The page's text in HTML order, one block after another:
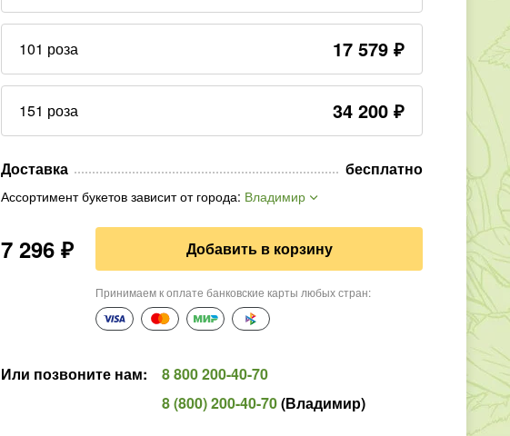
101 роза 17 579 ₽
151 роза 34 200 ₽
Доставка бесплатно
Ассортимент букетов зависит от города: Владимир
7 296 ₽ Добавить в корзину
Принимаем к оплате банковские карты любых стран:
Или позвоните нам:
8 800 200-40-70
8 (800) 200-40-70(Владимир)